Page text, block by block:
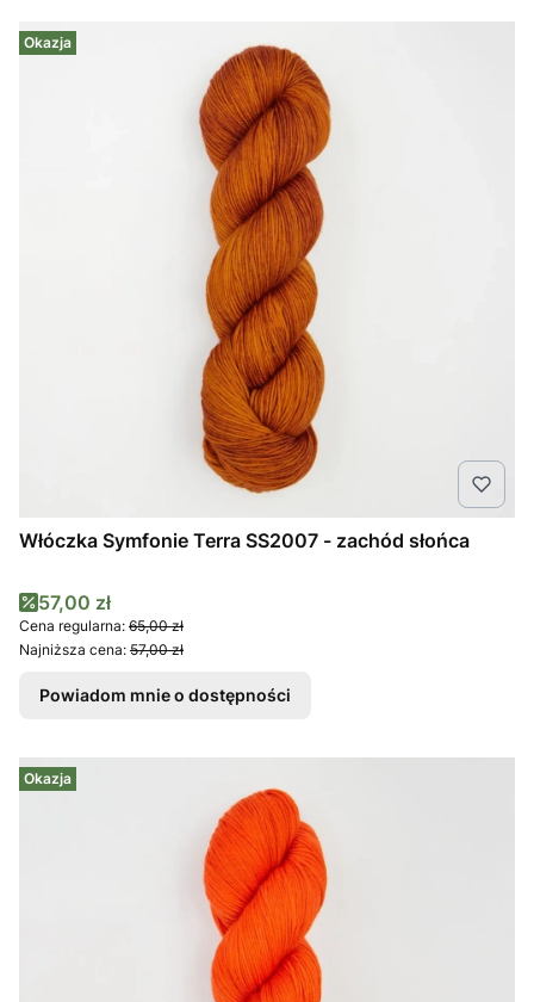
Okazja
Włóczka Symfonie Terra SS2007 - zachód słońca
Cena promocyjna
57,00 zł
Cena regularna: 65,00 zł
Najniższa cena: 57,00 zł
Powiadom mnie o dostępności
Okazja